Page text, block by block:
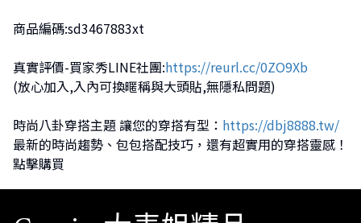
商品編碼:sd3467883xt
真實評價-買家秀LINE社團:https://reurl.cc/0ZO9Xb
(放心加入,入內可換暱稱與大頭貼,無隱私問題)
時尚八卦穿搭主題 讓您的穿搭有型： https://dbj8888.tw/
最新的時尚趨勢、包包搭配技巧，還有超實用的穿搭靈感！
點擊購買